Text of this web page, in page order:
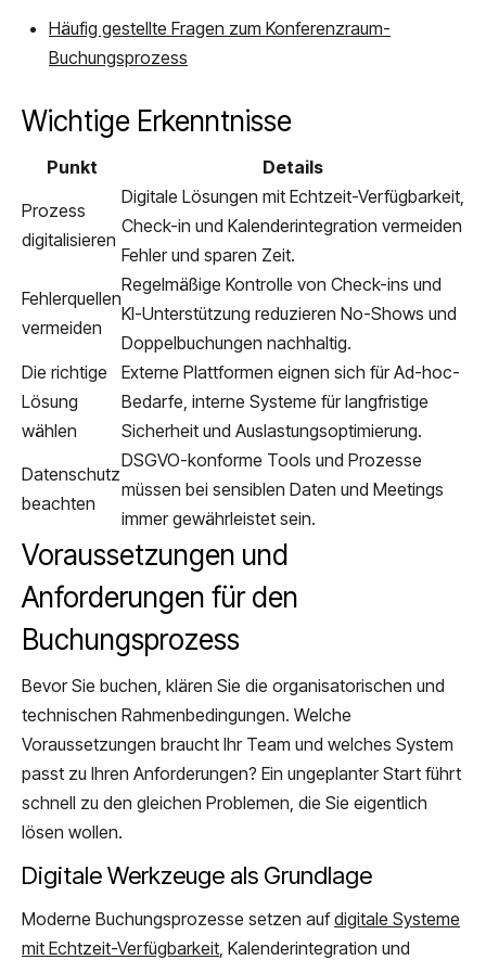
Häufig gestellte Fragen zum Konferenzraum-
Buchungsprozess
Wichtige Erkenntnisse
Punkt
Details
Prozess
digitalisieren
Digitale Lösungen mit Echtzeit-Verfügbarkeit,
Check-in und Kalenderintegration vermeiden
Fehler und sparen Zeit.
Fehlerquellen
vermeiden
Regelmäßige Kontrolle von Check-ins und
KI-Unterstützung reduzieren No-Shows und
Doppelbuchungen nachhaltig.
Die richtige
Lösung
wählen
Externe Plattformen eignen sich für Ad-hoc-
Bedarfe, interne Systeme für langfristige
Sicherheit und Auslastungsoptimierung.
Datenschutz
beachten
DSGVO-konforme Tools und Prozesse
müssen bei sensiblen Daten und Meetings
immer gewährleistet sein.
Voraussetzungen und
Anforderungen für den
Buchungsprozess
Bevor Sie buchen, klären Sie die organisatorischen und
technischen Rahmenbedingungen. Welche
Voraussetzungen braucht Ihr Team und welches System
passt zu Ihren Anforderungen? Ein ungeplanter Start führt
schnell zu den gleichen Problemen, die Sie eigentlich
lösen wollen.
Digitale Werkzeuge als Grundlage
Moderne Buchungsprozesse setzen aufdigitale Systeme
mit Echtzeit-Verfügbarkeit, Kalenderintegration und